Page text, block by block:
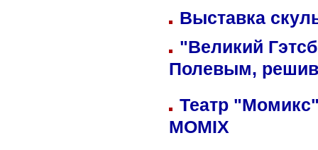
Выставка
"Великий
Полевым,
Театр
MOMIX